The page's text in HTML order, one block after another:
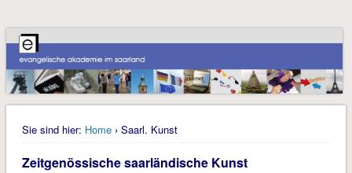
Sie sind hier: Home› Saarl. Kunst
Zeitgenössische saarländische Kunst